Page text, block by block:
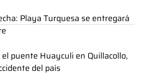
Playa Turquesa se entregará
el puente Huayculi en Quillacollo,
del país